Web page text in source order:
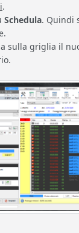
.
Schedula. Quindi
sulla griglia il